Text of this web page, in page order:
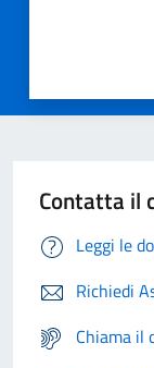
Contatta il
Leggi le
Richiedi
Chiama il